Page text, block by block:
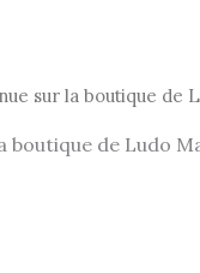
sur la boutique de
boutique de Ludo